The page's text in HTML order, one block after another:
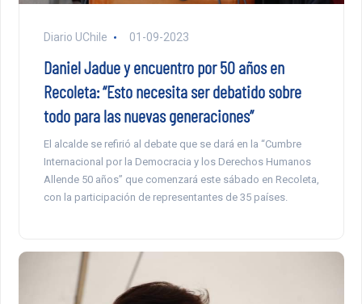
Diario UChile 01-09-2023
Daniel Jadue y encuentro por 50 años en
Recoleta: “Esto necesita ser debatido sobre
todo para las nuevas generaciones”
El alcalde se refirió al debate que se dará en la “Cumbre
Internacional por la Democracia y los Derechos Humanos
Allende 50 años” que comenzará este sábado en Recoleta,
con la participación de representantes de 35 países.